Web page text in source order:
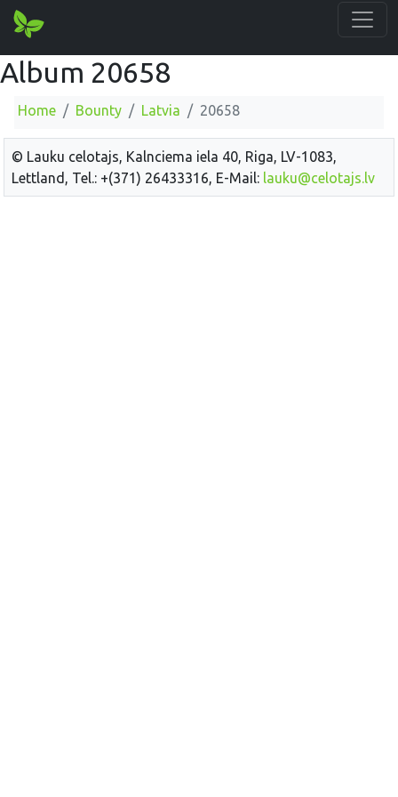
Album 20658
Home Bounty Latvia 20658
© Lauku celotajs, Kalnciema iela 40, Riga, LV-1083,
Lettland, Tel.: +(371) 26433316, E-Mail: lauku@celotajs.lv